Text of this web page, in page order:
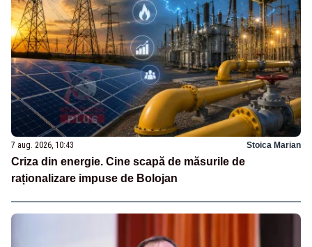
7 aug. 2026, 10:43 Stoica Marian
Criza din energie. Cine scapă de măsurile de
raționalizare impuse de Bolojan